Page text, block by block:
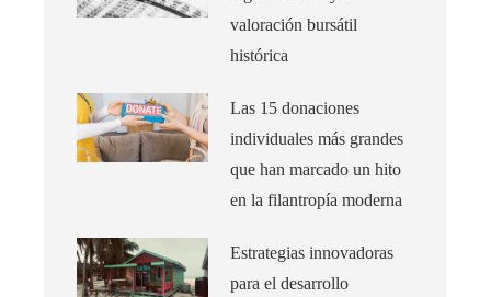
valoración bursátil
histórica
Las 15 donaciones
individuales más grandes
que han marcado un hito
en la filantropía moderna
Estrategias innovadoras
para el desarrollo